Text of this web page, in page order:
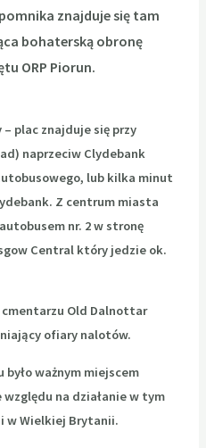
znajduje się tam
bohaterską obronę
ORP Piorun.
plac znajduje się przy
naprzeciw Clydebank
lub kilka minut
Z centrum miasta
nr. 2 w stronę
Central który jedzie ok.
Old Dalnottar
ofiary nalotów.
było ważnym miejscem
na działaniew tym
w Wielkiej Brytanii.